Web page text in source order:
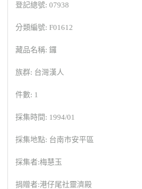
登記總號: 07938
分類編號: F01612
藏品名稱: 鑼
族群: 台灣漢人
件數: 1
採集時間: 1994/01
採集地點: 台南市安平區
採集者:梅慧玉
捐贈者:港仔尾社靈濟殿